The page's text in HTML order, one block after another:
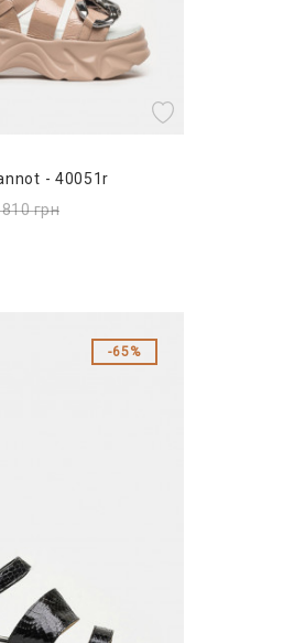
- 40051r
810грн
65%